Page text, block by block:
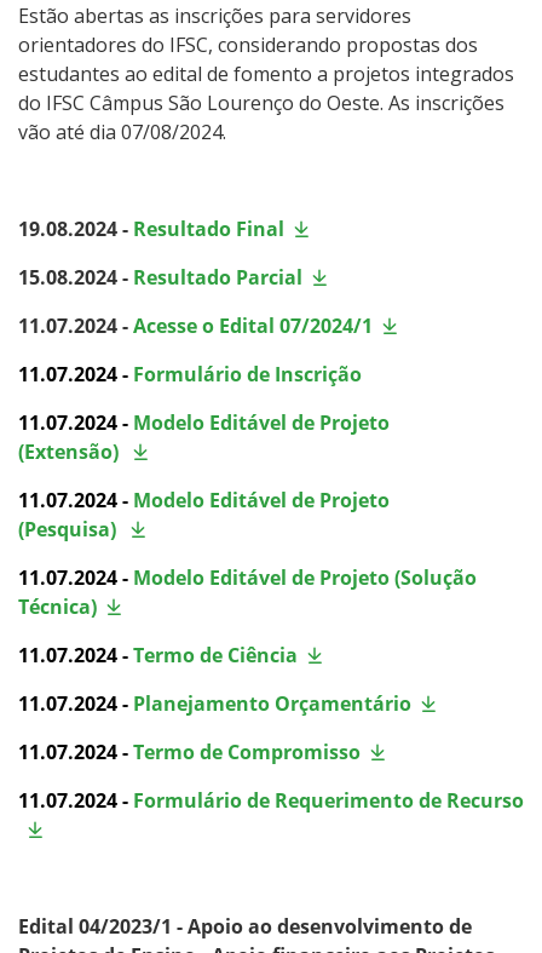
Estão abertas as inscrições para servidores
orientadores do IFSC, considerando propostas dos
estudantes ao edital de fomento a projetos integrados
do IFSC Câmpus São Lourenço do Oeste. As inscrições
vão até dia 07/08/2024.
19.08.2024 - Resultado Final
15.08.2024 - Resultado Parcial
11.07.2024 -Acesse o Edital 07/2024/1
11.07.2024 - Formulário de Inscrição
11.07.2024 - Modelo Editável de Projeto
(Extensão)
11.07.2024 - Modelo Editável de Projeto
(Pesquisa)
11.07.2024 - Modelo Editável de Projeto (Solução
Técnica)
11.07.2024 -Termo de Ciência
11.07.2024 - Planejamento Orçamentário
11.07.2024 -Termo de Compromisso
11.07.2024 - Formulário de Requerimento de Recurso
Edital 04/2023/1 - Apoio ao desenvolvimento de